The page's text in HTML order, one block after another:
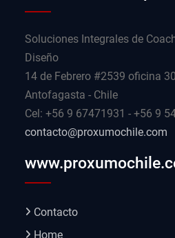
Soluciones Integrales de
Diseño
14 de Febrero #2539 oficina
Antofagasta - Chile
Cel: +56 9 67471931 - +56 9
contacto@proxumochile.com
Contacto
Home